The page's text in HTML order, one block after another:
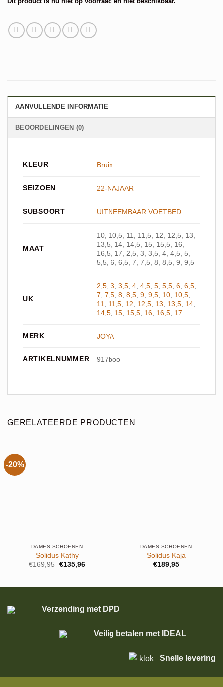
AANVULLENDE INFORMATIE
BEOORDELINGEN (0)
KLEUR Bruin
SEIZOEN 22-NAJAAR
SUBSOORT UITNEEMBAAR VOETBED
MAAT
10, 10,5, 11, 11,5, 12, 12,5, 13,
13,5, 14, 14,5, 15, 15,5, 16,
16,5, 17, 2,5, 3, 3,5, 4, 4,5, 5,
5,5, 6, 6,5, 7, 7,5, 8, 8,5, 9, 9,5
UK
2,5 ,3 ,3,5 ,4 ,4,5 ,5 ,5,5 ,6 ,6,5
7 ,7,5 ,8 ,8,5 ,9 ,9,5 10 10,5
11
11,5 12 12,5 13 13,5 14
14,5 15 15,5 16 16,5 17
MERK JOYA
ARTIKELNUMMER 917boo
GERELATEERDE PRODUCTEN
-20%
DAMES SCHOENEN
Solidus Kathy
€169,95 Oorspronkelijke
€135,96Huidige
DAMES SCHOENEN
Solidus Kaja
€189,95
Verzending met DPD
Veilig betalen met IDEAL
Snelle levering